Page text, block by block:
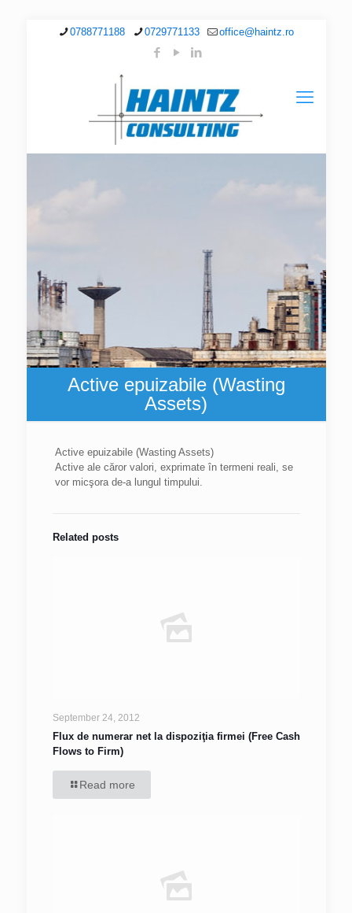
0788771188 0729771133 office@haintz.ro
Active epuizabile (Wasting
Assets)
Active epuizabile (Wasting Assets)
Active ale căror valori, exprimate în termeni reali, se
vor micşora de-a lungul timpului.
Related posts
September 24, 2012
Flux de numerar net la dispoziţia firmei (Free Cash
Flows to Firm)
Read more